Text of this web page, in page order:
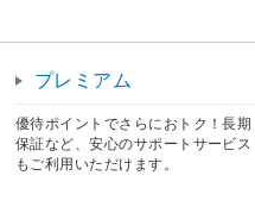
プレミアム
優待ポイントでさらにおトク！長期
保証など、安心のサポートサービス
もご利用いただけます。